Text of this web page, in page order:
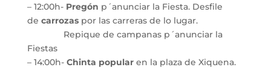
– 12:00h- Pregón p´anunciar la Fiesta. Desfile
de carrozas por las carreras de lo lugar.
Repique de campanas p´anunciar la
Fiestas
– 14:00h- Chinta popularen la plaza de Xiquena.